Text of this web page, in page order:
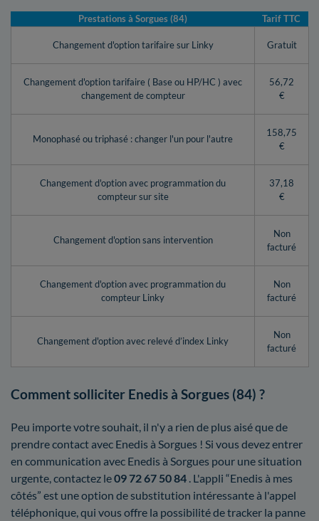
Prestations à Sorgues (84) Tarif TTC
Changement d'option tarifaire sur Linky Gratuit
Changement d'option tarifaire ( Base ou HP/HC ) avec
changement de compteur
56,72
€
Monophasé ou triphasé : changer l'un pour l'autre
158,75
€
Changement d'option avec programmation du
compteur sur site
37,18
€
Changement d'option sans intervention
Non
facturé
Changement d'option avec programmation du
compteur Linky
Non
facturé
Changement d'option avec relevé d’index Linky
Non
facturé
Comment solliciter Enedis à Sorgues (84) ?
Peu importe votre souhait, il n'y a rien de plus aisé que de
prendre contact avec Enedis à Sorgues ! Si vous devez entrer
en communication avec Enedis à Sorgues pour une situation
urgente, contactez le09 72 67 50 84 . L'appli “Enedis à mes
côtés” est une option de substitution intéressante à l'appel
téléphonique, qui vous offre la possibilité de tracker la panne